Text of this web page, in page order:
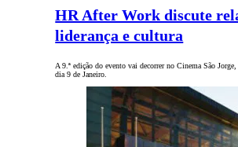
HR After Work discute
liderança e cultura
A 9.ª edição do evento vai decorrer no Cinema São
dia 9 de Janeiro.